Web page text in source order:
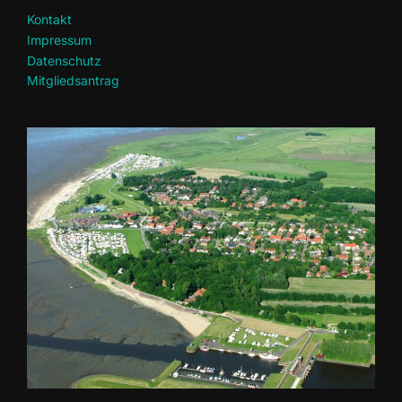
Kontakt
Impressum
Datenschutz
Mitgliedsantrag